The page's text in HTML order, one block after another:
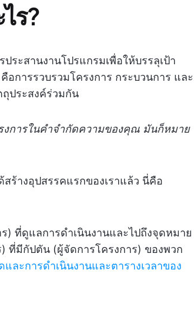
ร?
ระสานงานโปรแกรมเพื่อให้บรรลุเป้า
คือการรวบรวมโครงการ กระบวนการ และ
ถุประสงค์ร่วมกัน
งการในคำจำกัดความของคุณ มันก็หมาย
ร้างอุปสรรคแรกของเราแล้ว นี่คือ
) ที่ดูแลการดำเนินงานและไปถึงจุดหมาย
ที่มีกัปตัน (ผู้จัดการโครงการ) ของพวก
ละการดำเนินงานและตารางเวลาของ